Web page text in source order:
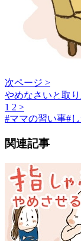
次ページ >
やめなさいと取
1 2 >
#ママの習い事#
関連記事